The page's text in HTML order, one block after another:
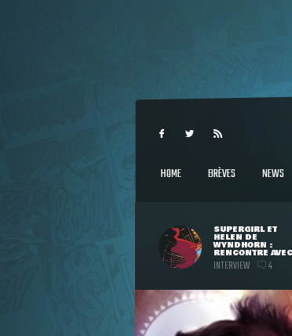
HOME BRÈVES NEWS
SUPERGIRL ET
HELEN DE
WYNDHORN :
RENCONTRE
INTERVIEW 4